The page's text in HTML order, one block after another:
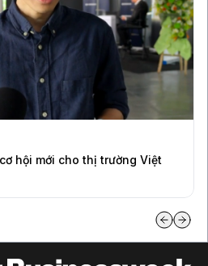
hội mới cho thị trường Việt